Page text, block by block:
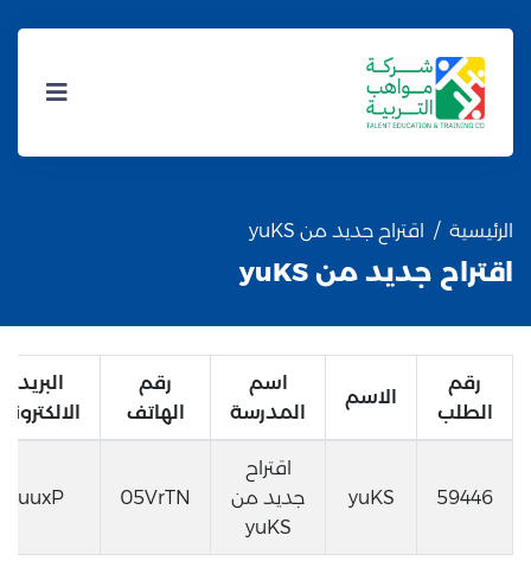
الرئيسية اقتراح جديد من yuKS
اقتراح جديد من yuKS
رقم
الطلب
الاسم
اسم
المدرسة
رقم
الهاتف
البريد
الالكتروني
59446
yuKS
اقتراح
جديد من
yuKS
05VrTN
uuxP